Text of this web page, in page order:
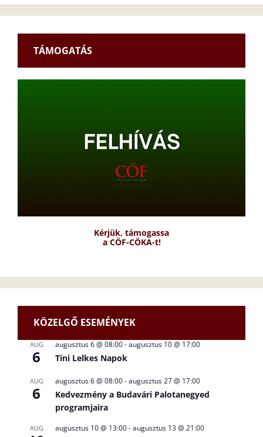
TÁMOGATÁS
Kérjük, támogassa
a CÖF-CÖKA-t!
KÖZELGŐ ESEMÉNYEK
AUG
6
augusztus 6 @ 08:00-augusztus 10 @ 17:00
Tini Lelkes Napok
AUG
6
augusztus 6 @ 08:00-augusztus 27 @ 17:00
Kedvezmény a Budavári Palotanegyed
programjaira
AUG augusztus 10 @ 13:00-augusztus 13 @ 21:00